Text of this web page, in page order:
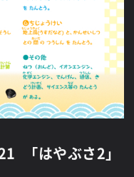
「はやぶさ2」